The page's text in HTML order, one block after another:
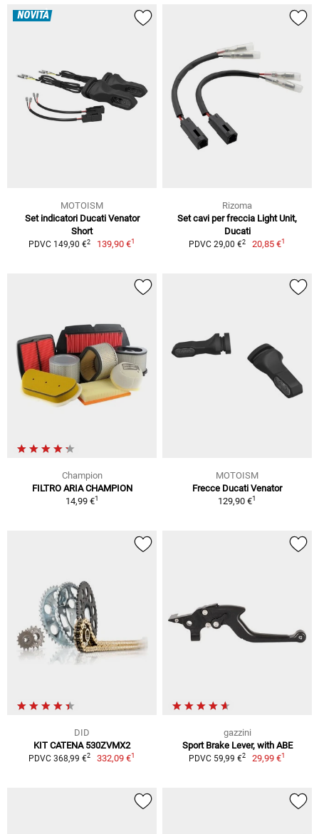
NOVITÀ
MOTOISM
Set indicatori Ducati Venator
Short
PDVC 149,90 €2 139,90 €1
Rizoma
Set cavi per freccia Light Unit,
Ducati
PDVC 29,00 €2 20,85 €1
Champion
FILTRO ARIA CHAMPION
14,99 €1
MOTOISM
Frecce Ducati Venator
129,90 €1
DID
KIT CATENA 530ZVMX2
PDVC 368,99 €2 332,09 €1
gazzini
Sport Brake Lever, with ABE
PDVC 59,99 €2 29,99 €1